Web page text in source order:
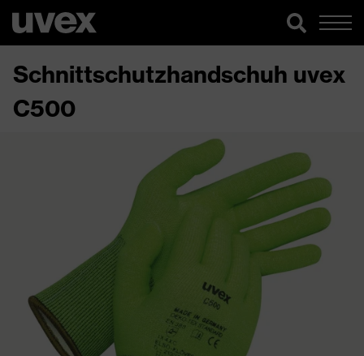
Schnittschutzhandschuh uvex
C500